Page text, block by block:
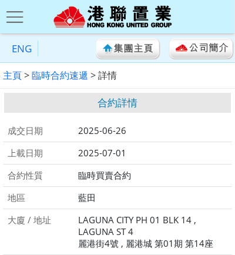
ENG
主頁>臨時合約速遞 > 詳情
合約詳情
成交日期
2025-06-26
上載日期
2025-07-01
合約性質
臨時買賣合約
地區
藍田
大廈 / 地址
LAGUNA CITY PH 01 BLK 14 ,
LAGUNA ST 4
麗港街4號 , 麗港城 第01期 第14座